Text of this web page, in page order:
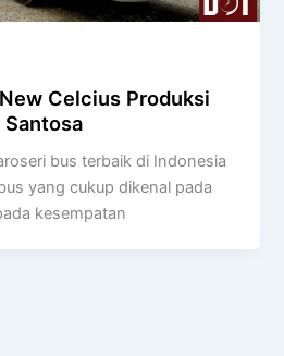
Celcius Produksi
Santosa
bus terbaik di Indonesia
yang cukup dikenal pada
kesempatan